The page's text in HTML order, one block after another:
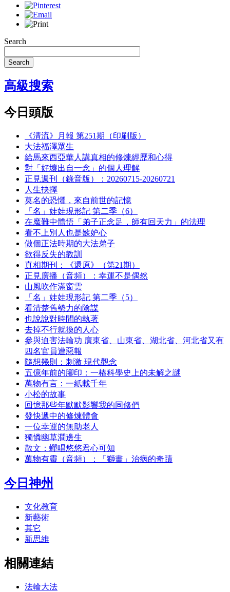
Search
Search
高級搜索
今日頭版
《清流》月報 第251期（印刷版）
大法福澤眾生
給馬來西亞華人講真相的修煉經歷和心得
對「好壞出自一念」的個人理解
正見週刊（錄音版）：20260715-20260721
人生抉擇
莫名的恐懼，來自前世的記憶
「名」娃娃現形記 第二季（6）
在魔難中體悟「弟子正念足，師有回天力」的法理
看不上別人也是嫉妒心
做個正法時期的大法弟子
欲得反失的教訓
真相期刊：《還原》（第21期）
正見廣播（音頻）：幸運不是偶然
山風吹作滿窗雲
「名」娃娃現形記 第二季（5）
看清楚舊勢力的陰謀
也說說對時間的執著
去掉不行就換的人心
參與迫害法輪功 廣東省、山東省、湖北省、河北省又有
四名官員遭惡報
隨想幾則：刺激 現代觀念
五億年前的腳印：一樁科學史上的未解之謎
萬物有言：一紙載千年
小松的故事
回憶那些年默默影響我的同修們
發快遞中的修煉體會
一位幸運的無助老人
獨憐幽草澗邊生
散文：蟬唱悠悠君心可知
萬物有靈（音頻）：「獅畫」治病的奇蹟
今日神州
文化教育
新藝術
其它
新思維
相關連結
法輪大法